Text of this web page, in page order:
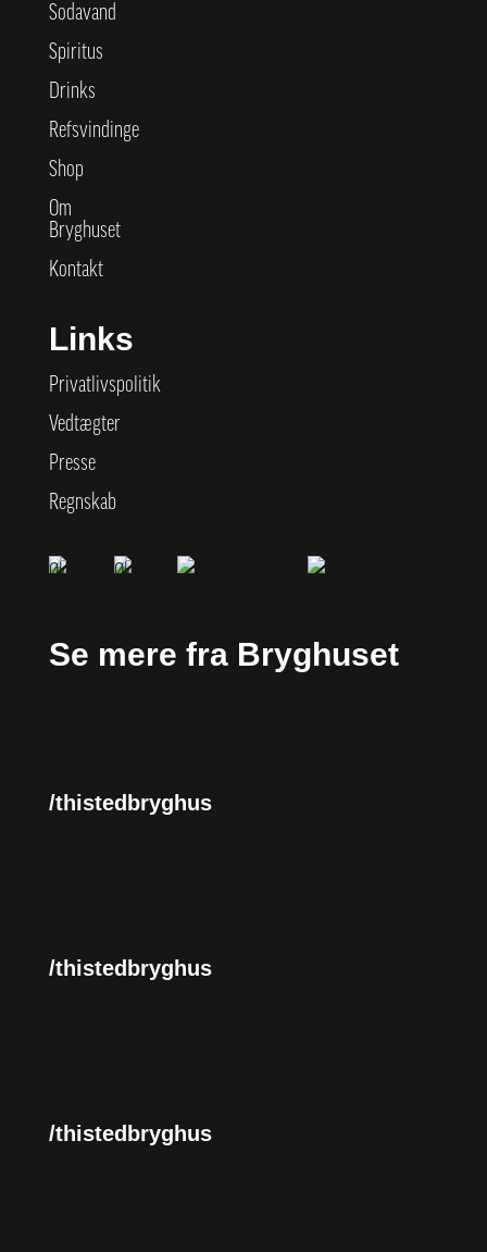
Sodavand
Spiritus
Drinks
Refsvindinge
Shop
Om
Bryghuset
Kontakt
Links
Privatlivspolitik
Vedtægter
Presse
Regnskab
Se mere fra Bryghuset
/thistedbryghus
/thistedbryghus
/thistedbryghus